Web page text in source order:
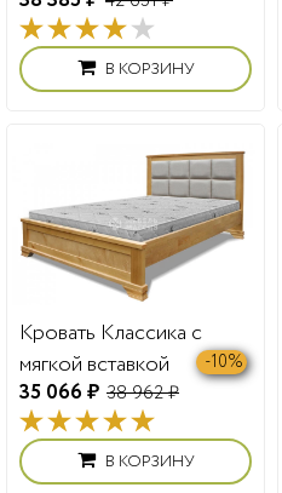
В КОРЗИНУ
Кровать Классика с
мягкой вставкой
35 066 ₽ 38 962 ₽
-10%
В КОРЗИНУ